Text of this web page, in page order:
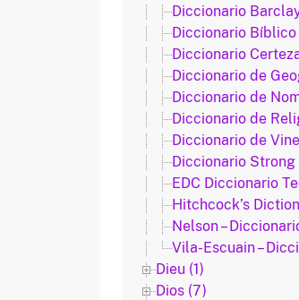
Diccionario
Diccionario Bíblico
Diccionario
Diccionario de
Diccionario de
Diccionario de
Diccionario de
Diccionario Strong
EDC Diccionario
Hitchcock’s
Nelson –
Vila-Escuain –
Dieu (1)
Dios (7)